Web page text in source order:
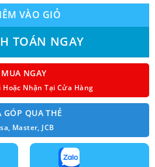
VÀO GIỎ
TOÁN NGAY
MUA NGAY
Hoặc Nhận Tại Cửa Hàng
GÓP QUA THẺ
Master, JCB